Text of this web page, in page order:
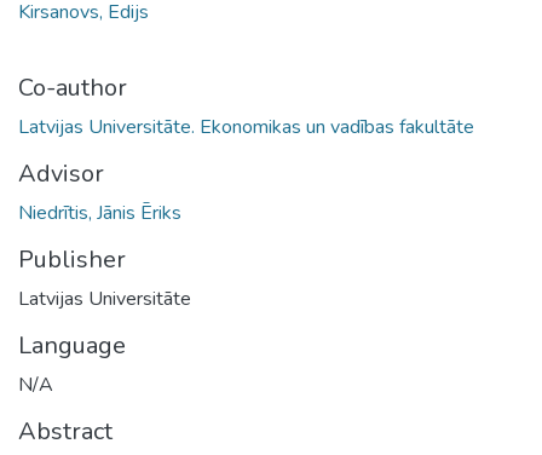
Kirsanovs, Edijs
Co-author
Latvijas Universitāte. Ekonomikas un vadības fakultāte
Advisor
Niedrītis, Jānis Ēriks
Publisher
Latvijas Universitāte
Language
N/A
Abstract